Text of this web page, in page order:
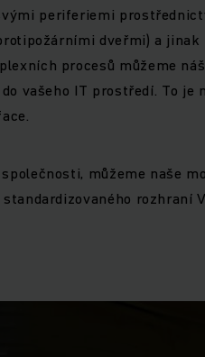
periferiemi
dveřmi) a jinak
procesů můžeme
vašeho IT prostředí. To je
můžeme naše
rozhraní